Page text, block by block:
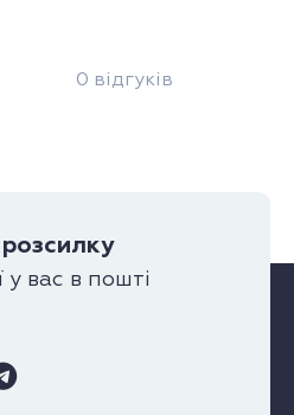
0 відгуків
у вас в пошті